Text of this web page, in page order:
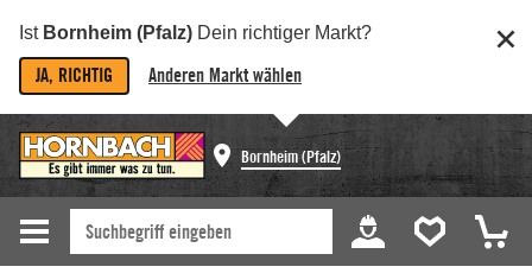
Ist Bornheim (Pfalz) Dein richtiger Markt?
JA, RICHTIG Anderen Markt wählen
Bornheim (Pfalz)